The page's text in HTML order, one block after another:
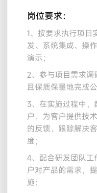
岗位要求：
1、按要求执行项目
发、系统集成、操
演示；
2、参与项目需求
且保质保量地完成
3、在实施过程中
户，为客户提供技
的反馈，跟踪解决
度；
4、配合研发团队
户对产品的需求，
施；